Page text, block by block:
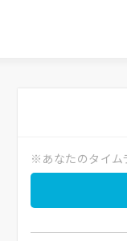
※あなたのタイム